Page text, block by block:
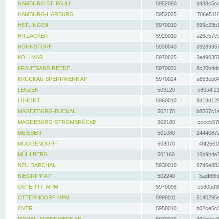
HAMBURG ST. PAULI
5952050
HAMBURG-HARBURG
5952025
HETLINGEN
5970010
HITZACKER
5920010
HOHNSTORF
5930040
KOLLMAR
5970025
KRAUTSAND REEDE
5970031
KRÜCKAU-SPERRWERK AP
5970024
LENZEN
503120
LÜHORT
5960010
MAGDEBURG-BUCKAU
502170
MAGDEBURG-STROMBRÜCKE
502180
MEISSEN
501080
MÜGGENDORF
503070
MÜHLBERG
501160
NEU DARCHAU
5930010
NIEGRIPP AP
502240
OSTERIFF MPM
5970096
OTTERNDORF MPM
5990011
OVER
5950010